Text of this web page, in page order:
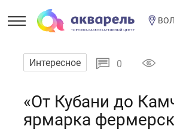
Интересное 0
«От Кубани до
ярмарка